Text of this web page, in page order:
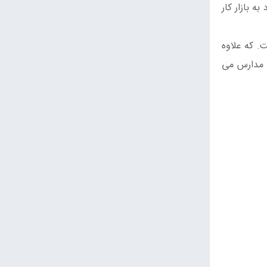
بازار کار
که علاوه
مدارس می